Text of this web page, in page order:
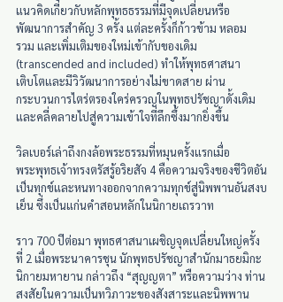
แนวคิดเกี่ยวกับหลักพุทธธรรมที่มีจุดเปลี่ยนหรือ
พัฒนาการสำคัญ 3 ครั้ง แต่ละครั้งก็ก้าวข้าม หลอม
รวม และเพิ่มเติมของใหม่เข้ากับของเดิม
(transcended and included) ทำให้พุทธศาสนา
เติบโตและมีวิวัฒนาการอย่างไม่ขาดสาย ผ่าน
กระบวนการไตร่ตรองใคร่ครวญในพุทธปรัชญาดั้งเดิม
และคลี่คลายไปสู่ความเข้าใจที่ลึกซึ้งมากยิ่งขึ้น
วิลเบอร์เล่าถึงกงล้อพระธรรมที่หมุนครั้งแรกเมื่อ
พระพุทธเจ้าทรงตรัสรู้อริยสัจ 4 คือความจริงของชีวิตอัน
เป็นทุกข์และหนทางออกจากความทุกข์สู่นิพพานอันสงบ
เย็น ซึ่งเป็นแก่นคำสอนหลักในนิกายเถรวาท
ราว 700 ปีต่อมา พุทธศาสนาเผชิญจุดเปลี่ยนใหญ่ครั้ง
ที่ 2 เมื่อพระนาคารชุน นักพุทธปรัชญาสำนักมาธยมิกะ
นิกายมหายาน กล่าวถึง “สุญญตา” หรือความว่าง ท่าน
สงสัยในความเป็นทวิภาวะของสังสาระและนิพพาน